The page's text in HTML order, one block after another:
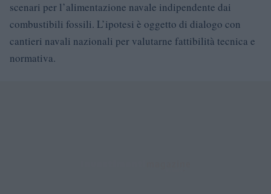
scenari per l’alimentazione navale indipendente dai
combustibili fossili. L’ipotesi è oggetto di dialogo con
cantieri navali nazionali per valutarne fattibilità tecnica e
normativa.